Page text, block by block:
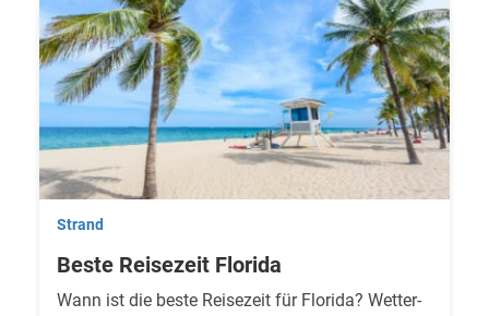
Strand
Beste Reisezeit Florida
Wann ist die beste Reisezeit für Florida? Wetter-